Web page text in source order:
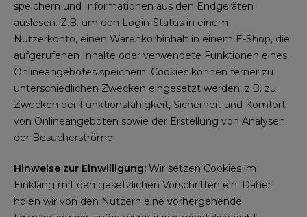
speichern und Informationen aus den Endgeräten
auslesen. Z.B. um den Login-Status in einem
Nutzerkonto, einen Warenkorbinhalt in einem E-Shop, die
aufgerufenen Inhalte oder verwendete Funktionen eines
Onlineangebotes speichern. Cookies können ferner zu
unterschiedlichen Zwecken eingesetzt werden, z.B. zu
Zwecken der Funktionsfähigkeit, Sicherheit und Komfort
von Onlineangeboten sowie der Erstellung von Analysen
der Besucherströme.
Hinweise zur Einwilligung: Wir setzen Cookies im
Einklang mit den gesetzlichen Vorschriften ein. Daher
holen wir von den Nutzern eine vorhergehende